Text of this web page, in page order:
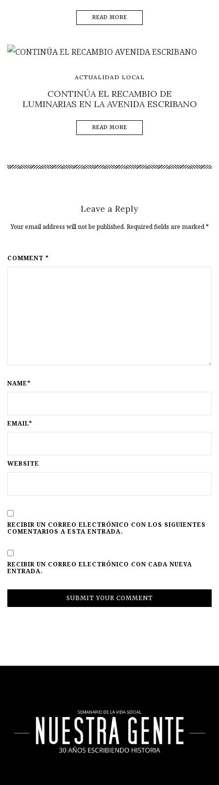
READ MORE
ACTUALIDAD LOCAL
CONTINÚA EL RECAMBIO DE
LUMINARIAS EN LA AVENIDA ESCRIBANO
READ MORE
Leave a Reply
Your email address will not be published. Required fields are marked*
COMMENT *
NAME*
EMAIL*
WEBSITE
RECIBIR UN CORREO ELECTRÓNICO CON LOS SIGUIENTES
COMENTARIOS A ESTA ENTRADA.
RECIBIR UN CORREO ELECTRÓNICO CON CADA NUEVA
ENTRADA.